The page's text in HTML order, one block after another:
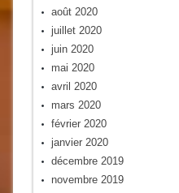
août 2020
juillet 2020
juin 2020
mai 2020
avril 2020
mars 2020
février 2020
janvier 2020
décembre 2019
novembre 2019